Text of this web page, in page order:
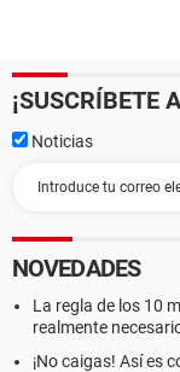
¡SUSCRÍBETE
Noticias
NOVEDADES
La regla de los 10
realmente
¡No caigas! Así es